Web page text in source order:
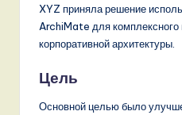
XYZ приняла решение
ArchiMate для
корпоративной архитектуры.
Цель
Основной целью было